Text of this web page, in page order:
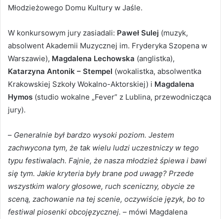
Młodzieżowego Domu Kultury w Jaśle.
W konkursowym jury zasiadali: Paweł Sulej (muzyk,
absolwent Akademii Muzycznej im. Fryderyka Szopena w
Warszawie), Magdalena Lechowska (anglistka),
Katarzyna Antonik – Stempel (wokalistka, absolwentka
Krakowskiej Szkoły Wokalno-Aktorskiej) i Magdalena
Hymos (studio wokalne „Fever” z Lublina, przewodnicząca
jury).
– Generalnie był bardzo wysoki poziom. Jestem
zachwycona tym, że tak wielu ludzi uczestniczy w tego
typu festiwalach. Fajnie, że nasza młodzież śpiewa i bawi
się tym. Jakie kryteria były brane pod uwagę? Przede
wszystkim walory głosowe, ruch sceniczny, obycie ze
sceną, zachowanie na tej scenie, oczywiście język, bo to
festiwal piosenki obcojęzycznej. – mówi Magdalena